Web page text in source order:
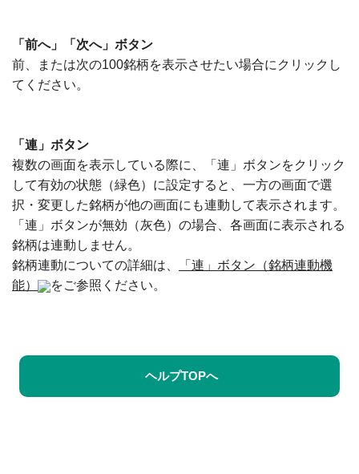
「前へ」「次へ」ボタン
前、または次の100銘柄を表示させたい場合にクリックし
てください。
「連」ボタン
複数の画面を表示している際に、「連」ボタンをクリック
して有効の状態（緑色）に設定すると、一方の画面で選
択・変更した銘柄が他の画面にも連動して表示されます。
「連」ボタンが無効（灰色）の場合、各画面に表示される
銘柄は連動しません。
銘柄連動についての詳細は、
「連」ボタン（銘柄連動機
能）
をご参照ください。
ヘルプTOPへ